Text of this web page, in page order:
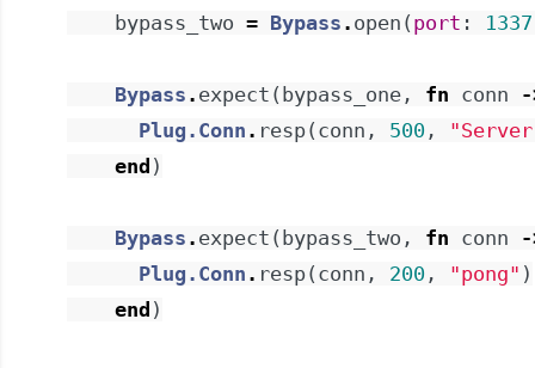
bypass_two = Bypass . open ( port : 1337
Bypass . expect ( bypass_one , fn conn
-
Plug.Conn . resp( conn , 500 ,
end )
Bypass . expect ( bypass_two , fn conn
-
Plug.Conn . resp( conn , 200 , "pong" )
end )